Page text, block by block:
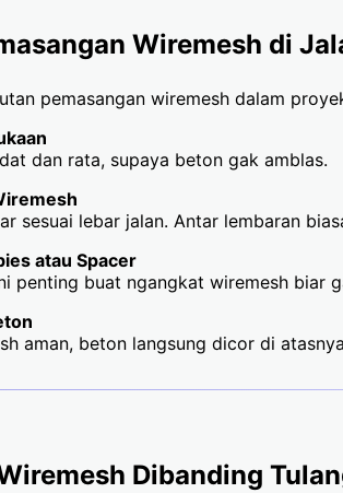
Wiremesh di
pemasangan wiremesh dalam
dan rata, supaya beton gak amblas.
sesuai lebar jalan. Antar lembaran
atau Spacer
penting buat ngangkat wiremesh biar
aman, beton langsung dicor di
Dibanding